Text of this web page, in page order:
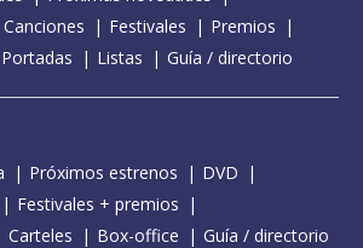
Canciones Festivales
Premios
Portadas Listas Guía / directorio
Próximos estrenos
DVD
Festivales + premios
Carteles Box-office Guía / directorio